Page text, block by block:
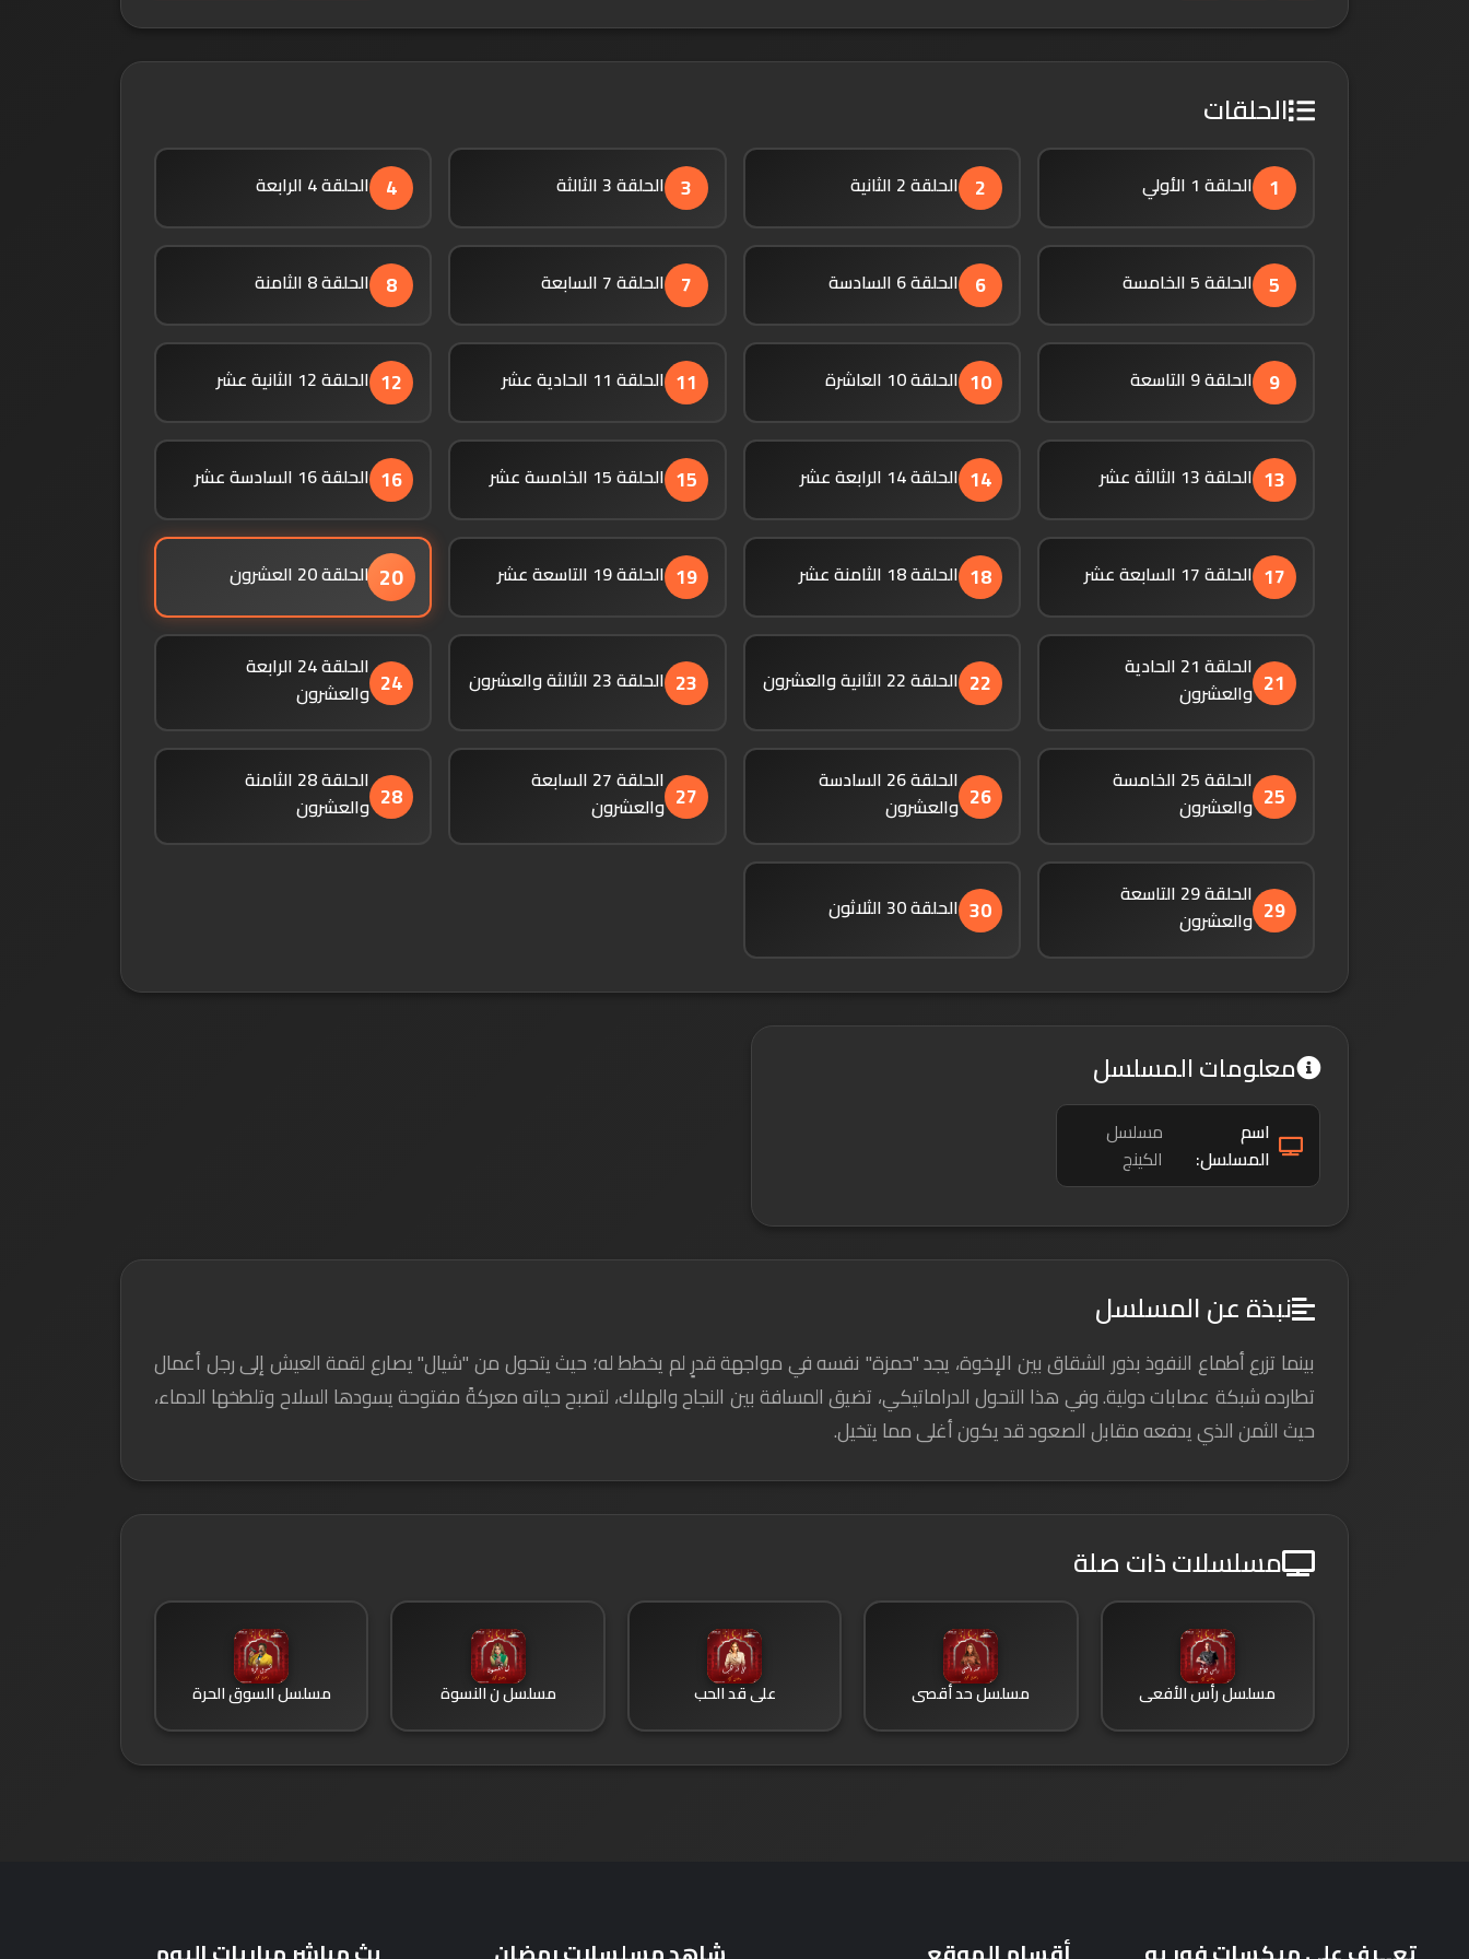
الحلقات
1 الحلقة 1 الأولي 2 الحلقة 2 الثانية 3 الحلقة 3 الثالثة 4 الحلقة 4 الرابعة
5 الحلقة 5 الخامسة 6 الحلقة 6 السادسة 7 الحلقة 7 السابعة 8 الحلقة 8 الثامنة
9 الحلقة 9 التاسعة 10 الحلقة 10 العاشرة 11 الحلقة 11 الحادية عشر 12 الحلقة 12 الثانية عشر
13 الحلقة 13 الثالثة عشر 14 الحلقة 14 الرابعة عشر 15 الحلقة 15 الخامسة عشر 16 الحلقة 16 السادسة عشر
17 الحلقة 17 السابعة عشر 18 الحلقة 18 الثامنة عشر 19 الحلقة 19 التاسعة عشر 20 الحلقة 20 العشرون
21
الحلقة 21 الحادية
والعشرون
22 الحلقة 22 الثانية والعشرون 23 الحلقة 23 الثالثة والعشرون 24
الحلقة 24 الرابعة
والعشرون
25
الحلقة 25 الخامسة
والعشرون
26
الحلقة 26 السادسة
والعشرون
27
الحلقة 27 السابعة
والعشرون
28
الحلقة 28 الثامنة
والعشرون
29
الحلقة 29 التاسعة
والعشرون
30 الحلقة 30 الثلاثون
معلومات المسلسل
اسم
المسلسل:
مسلسل
الكينج
نبذة عن المسلسل
بينما تزرع أطماع النفوذ بذور الشقاق بين الإخوة، يجد "حمزة" نفسه في مواجهة قدرٍ لم يخطط له؛ حيث يتحول من "شيال" يصارع لقمة العيش إلى رجل أعمال
تطارده شبكة عصابات دولية. وفي هذا التحول الدراماتيكي، تضيق المسافة بين النجاح والهلاك، لتصبح حياته معركةً مفتوحة يسودها السلاح وتلطخها الدماء،
حيث الثمن الذي يدفعه مقابل الصعود قد يكون أغلى مما يتخيل.
مسلسلات ذات صلة
مسلسل رأس الأفعى مسلسل حد أقصى على قد الحب مسلسل ن النسوة مسلسل السوق الحرة